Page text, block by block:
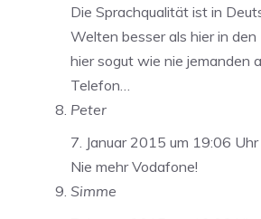
Die Sprachqualität ist in
Welten besser als hier in den
hier sogut wie nie jemanden
Telefon…
Peter
7. Januar 2015 um 19:06 Uhr
Nie mehr Vodafone!
Simme